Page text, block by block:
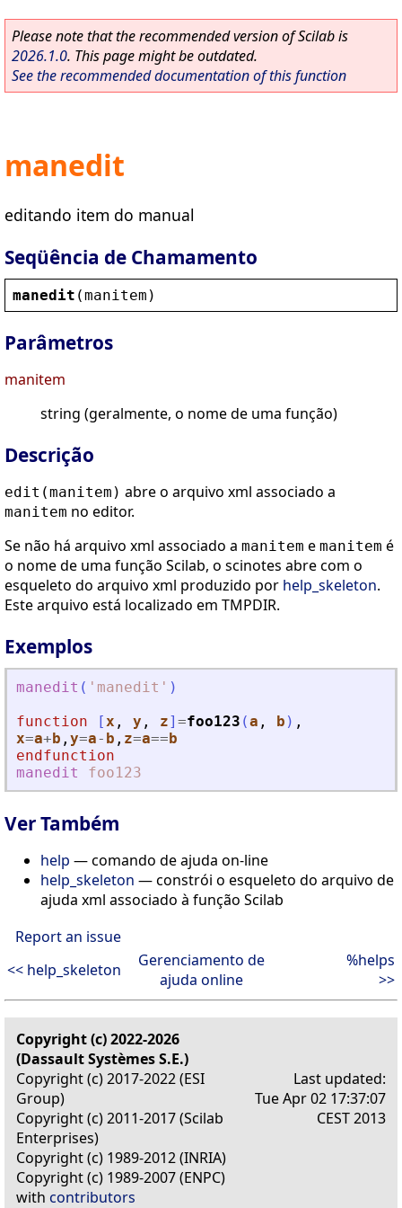
Please note that the recommended version of Scilab is
2026.1.0. This page might be outdated.
See the recommended documentation of this function
manedit
editando item do manual
Seqüência de Chamamento
manedit (manitem )
Parâmetros
manitem
string (geralmente, o nome de uma função)
Descrição
edit(manitem) abre o arquivo xml associado a
manitem no editor.
Se não há arquivo xml associado a manitem e manitem é
o nome de uma função Scilab, o scinotes abre com o
esqueleto do arquivo xml produzido por help_skeleton.
Este arquivo está localizado em TMPDIR.
Exemplos
manedit ( ' manedit ' )
function
[x , y , z] =foo123 (a , b ) ,
x=a+b , y=a- b , z=a==b
endfunction
manedit
foo123
Ver Também
help — comando de ajuda on-line
help_skeleton — constrói o esqueleto do arquivo de
ajuda xml associado à função Scilab
Report an issue
<< help_skeleton
Gerenciamento de
ajuda online
%helps
>>
Copyright (c) 2022-2026
(Dassault Systèmes S.E.)
Copyright (c) 2017-2022 (ESI
Group)
Copyright (c) 2011-2017 (Scilab
Enterprises)
Copyright (c) 1989-2012 (INRIA)
Copyright (c) 1989-2007 (ENPC)
with contributors
Last updated:
Tue Apr 02 17:37:07
CEST 2013